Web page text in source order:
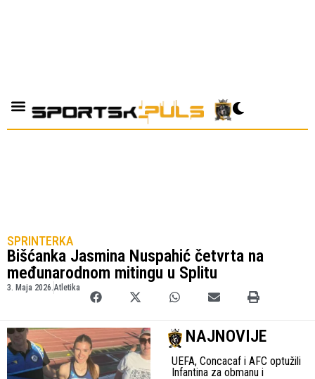
SPRINTERKA
Bišćanka Jasmina Nuspahić četvrta na
međunarodnom mitingu u Splitu
3. Maja 2026.Atletika
NAJNOVIJE
UEFA, Concacaf i AFC optužili
Infantina za obmanu i